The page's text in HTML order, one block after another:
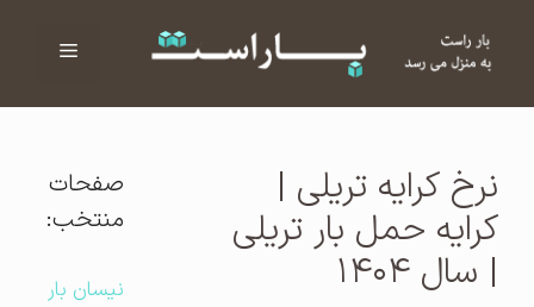
فهرست
نرخ کرایه تریلی |
کرایه حمل بار تریلی
| سال ۱۴۰۴
صفحات
منتخب:
نیسان بار